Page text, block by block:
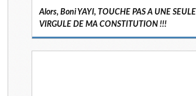
Alors, Boni YAYI, TOUCHE PAS A UNE SEULE
VIRGULE DE MA CONSTITUTION !!!